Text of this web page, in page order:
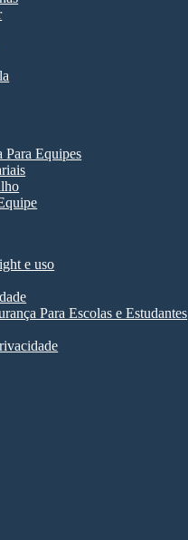
Para Equipes
e uso
Para Escolas e Estudantes